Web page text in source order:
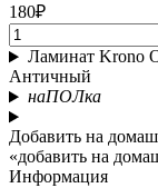
180₽
Ламинат Krono
Античный
наПОЛка
Добавить на
«добавить на
Информация